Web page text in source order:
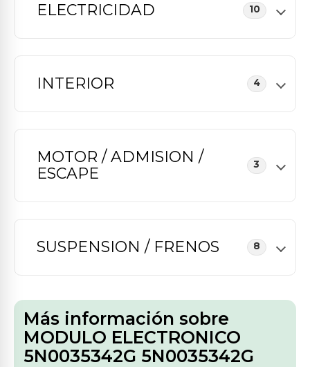
ELECTRICIDAD 10
INTERIOR 4
MOTOR / ADMISION /
ESCAPE
3
SUSPENSION / FRENOS 8
Más información sobre
MODULO ELECTRONICO
5N0035342G 5N0035342G